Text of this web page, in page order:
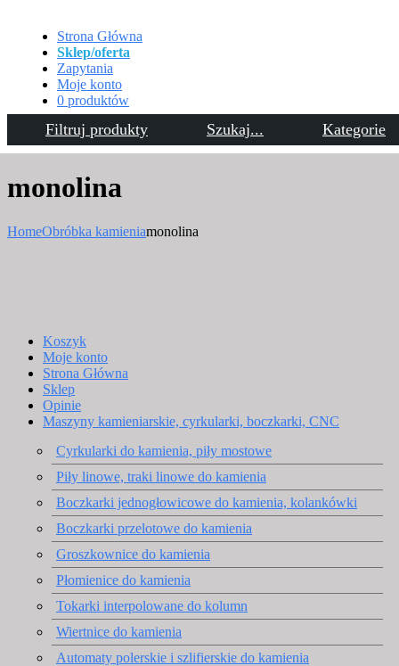
Filtruj produkty Szukaj... Kategorie
Strona Główna
Sklep/oferta
Zapytania
Moje konto
0 produktów
Kontakt
monolina
HomeObróbka kamieniamonolina
Koszyk
Moje konto
Strona Główna
Sklep
Opinie
Maszyny kamieniarskie, cyrkularki, boczkarki, CNC
Cyrkularki do kamienia, piły mostowe
Piły linowe, traki linowe do kamienia
Boczkarki jednogłowicowe do kamienia, kolankówki
Boczkarki przelotowe do kamienia
Groszkownice do kamienia
Płomienice do kamienia
Tokarki interpolowane do kolumn
Wiertnice do kamienia
Automaty polerskie i szlifierskie do kamienia